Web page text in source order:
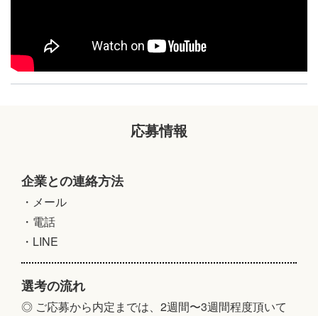
応募情報
企業との連絡方法
・メール
・電話
・LINE
選考の流れ
◎ ご応募から内定までは、2週間〜3週間程度頂いて